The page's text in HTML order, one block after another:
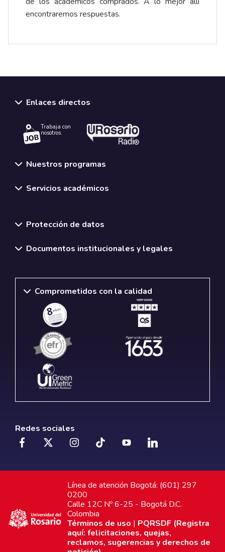
encontraremos respuestas.
Enlaces directos
Trabaja con
nosotros.
Nuestros programas
Servicios académicos
Protección de datos
Documentos institucionales y legales
Comprometidos con la calidad
Redes sociales
Línea de atención Bogotá: (601) 297
0200
Calle 12C Nº 6-25 - Bogotá D.C.
Colombia
Términos de uso | PQRSDF (Registra
aquí: felicitaciones, quejas,
reclamos, sugerencias y derechos de